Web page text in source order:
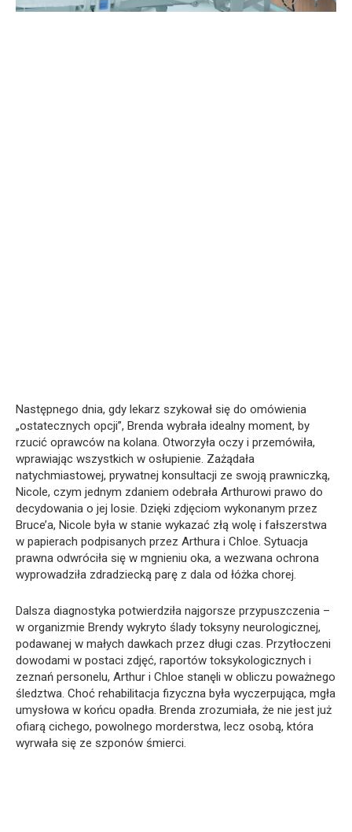
Następnego dnia, gdy lekarz szykował się do omówienia
„ostatecznych opcji”, Brenda wybrała idealny moment, by
rzucić oprawców na kolana. Otworzyła oczy i przemówiła,
wprawiając wszystkich w osłupienie. Zażądała
natychmiastowej, prywatnej konsultacji ze swoją prawniczką,
Nicole, czym jednym zdaniem odebrała Arthurowi prawo do
decydowania o jej losie. Dzięki zdjęciom wykonanym przez
Bruce’a, Nicole była w stanie wykazać złą wolę i fałszerstwa
w papierach podpisanych przez Arthura i Chloe. Sytuacja
prawna odwróciła się w mgnieniu oka, a wezwana ochrona
wyprowadziła zdradziecką parę z dala od łóżka chorej.
Dalsza diagnostyka potwierdziła najgorsze przypuszczenia –
w organizmie Brendy wykryto ślady toksyny neurologicznej,
podawanej w małych dawkach przez długi czas. Przytłoczeni
dowodami w postaci zdjęć, raportów toksykologicznych i
zeznań personelu, Arthur i Chloe stanęli w obliczu poważnego
śledztwa. Choć rehabilitacja fizyczna była wyczerpująca, mgła
umysłowa w końcu opadła. Brenda zrozumiała, że nie jest już
ofiarą cichego, powolnego morderstwa, lecz osobą, która
wyrwała się ze szponów śmierci.